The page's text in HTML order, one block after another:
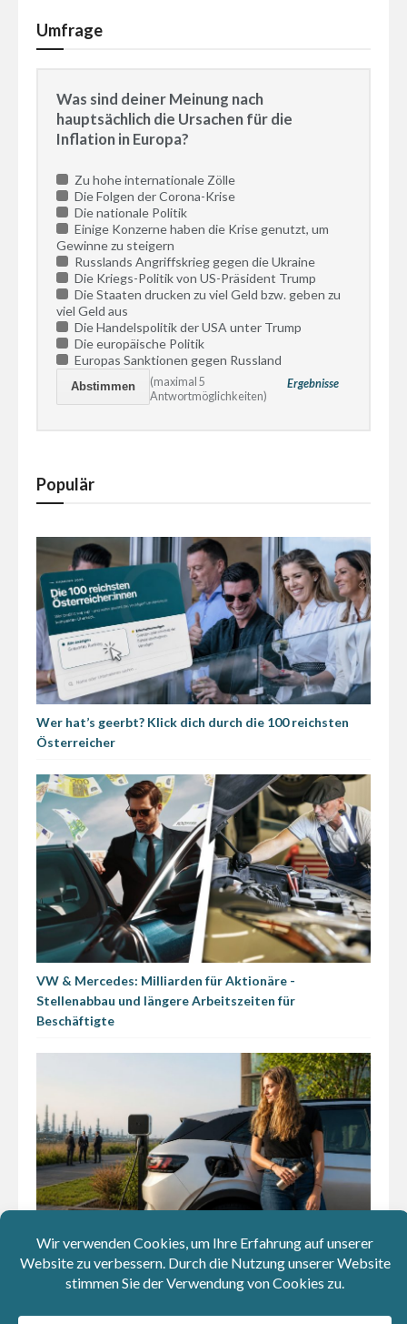
Umfrage
Was sind deiner Meinung nach
hauptsächlich die Ursachen für die
Inflation in Europa?
Zu hohe internationale Zölle
Die Folgen der Corona-Krise
Die nationale Politik
Einige Konzerne haben die Krise genutzt, um
Gewinne zu steigern
Russlands Angriffskrieg gegen die Ukraine
Die Kriegs-Politik von US-Präsident Trump
Die Staaten drucken zu viel Geld bzw. geben zu
viel Geld aus
Die Handelspolitik der USA unter Trump
Die europäische Politik
Europas Sanktionen gegen Russland
Ergebnisse
(maximal 5
Antwortmöglichkeiten)
Populär
Wer hat’s geerbt? Klick dich durch die 100 reichsten
Österreicher
VW & Mercedes: Milliarden für Aktionäre -
Stellenabbau und längere Arbeitszeiten für
Beschäftigte
Elektroautos ausgebremst: Autohersteller und
Ölindustrie haben jahrzehntelang falsche Geschichten
über E-Autos verbreitet